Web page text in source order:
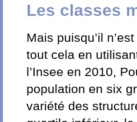
Les classes
Mais puisqu’il
tout cela en
l’Insee en 2010,
population en six
variété des